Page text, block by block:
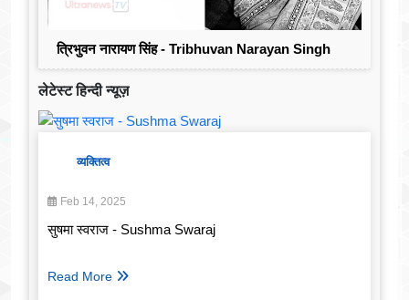
त्रिभुवन नारायण सिंह - Tribhuvan Narayan Singh
लेटेस्ट हिन्दी न्यूज़
व्यक्तित्व
Feb 14, 2025
सुषमा स्वराज - Sushma Swaraj
Read More